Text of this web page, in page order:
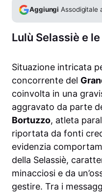
Aggiungi Assodigitale
Lulù Selassiè e
Situazione intricata
concorrente del
coinvolta in una
aggravato da parte
Bortuzzo, atleta
riportata da fonti
evidenzia
della Selassiè,
minacciosi e da
gestire. Tra i